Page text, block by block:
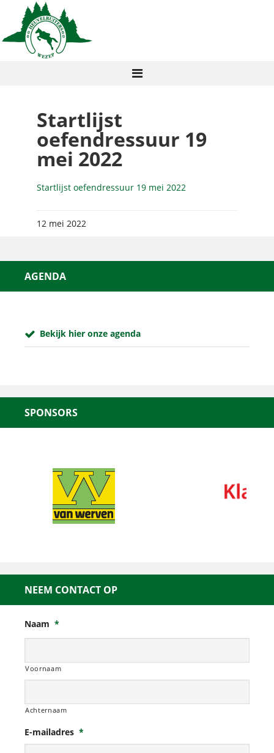
Startlijst
oefendressuur 19
mei 2022
Startlijst oefendressuur 19 mei 2022
12 mei 2022
AGENDA
Bekijk hier onze agenda
SPONSORS
NEEM CONTACT OP
Naam *
Voornaam
Achternaam
E-mailadres *